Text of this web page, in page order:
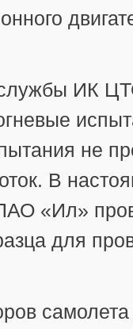
ИК
не
В
«Ил»
для